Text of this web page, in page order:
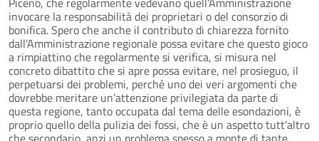
invocare la responsabilità dei proprietari o del consorzio di
bonifica. Spero che anche il contributo di chiarezza fornito
dall’Amministrazione regionale possa evitare che questo gioco
a rimpiattino che regolarmente si verifica, si misura nel
concreto dibattito che si apre possa evitare, nel prosieguo, il
perpetuarsi dei problemi, perché uno dei veri argomenti che
dovrebbe meritare un’attenzione privilegiata da parte di
questa regione, tanto occupata dal tema delle esondazioni, è
proprio quello della pulizia dei fossi, che è un aspetto tutt’altro